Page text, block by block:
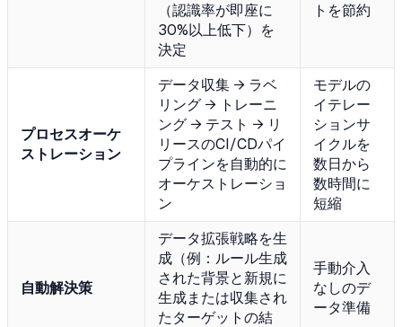
（認識率が即座に
30%以上低下）を
決定
トを節約
プロセスオーケ
ストレーション
データ収集 → ラベ
リング → トレーニ
ング → テスト → リ
リースのCI/CDパイ
プラインを自動的に
オーケストレーショ
ン
モデルの
イテレー
ションサ
イクルを
数日から
数時間に
短縮
自動解決策
データ拡張戦略を生
成（例：ルール生成
された背景と新規に
生成または収集され
たターゲットの結
手動介入
なしのデ
ータ準備